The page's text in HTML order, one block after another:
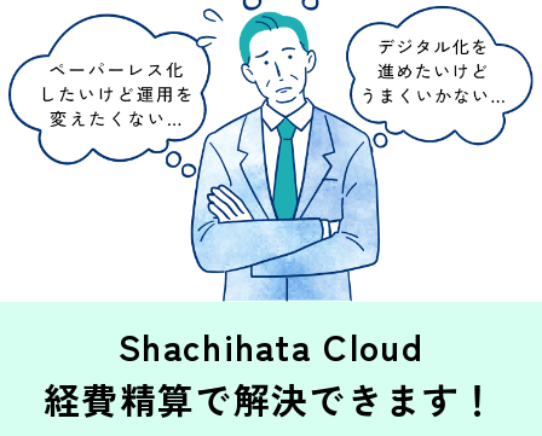
Shachihata Cloud
経費精算で解決できます！